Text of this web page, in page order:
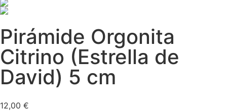
Pirámide Orgonita
Citrino (Estrella de
David) 5 cm
12,00 €